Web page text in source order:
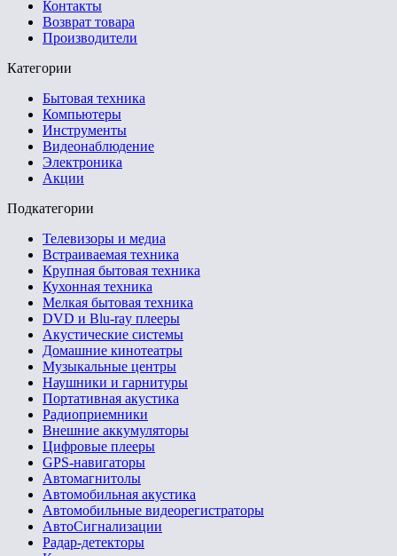
Контакты
Возврат товара
Производители
Категории
Бытовая техника
Компьютеры
Инструменты
Видеонаблюдение
Электроника
Акции
Подкатегории
Телевизоры и медиа
Встраиваемая техника
Крупная бытовая техника
Кухонная техника
Мелкая бытовая техника
DVD и Blu-ray плееры
Акустические системы
Домашние кинотеатры
Музыкальные центры
Наушники и гарнитуры
Портативная акустика
Радиоприемники
Внешние аккумуляторы
Цифровые плееры
GPS-навигаторы
Автомагнитолы
Автомобильная акустика
Автомобильные видеорегистраторы
АвтоСигнализации
Радар-детекторы